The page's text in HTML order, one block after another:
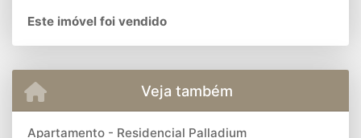
Este imóvel foi vendido
Veja também
Apartamento - Residencial Palladium